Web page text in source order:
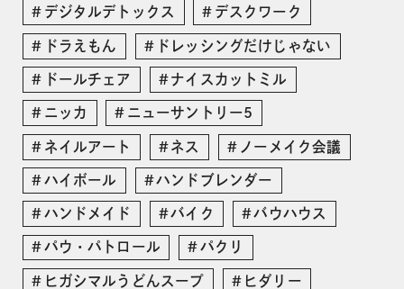
デジタルデトックス デスクワーク
ドラえもん ドレッシングだけじゃない
ドールチェア ナイスカットミル
ニッカ ニューサントリー5
ネイルアート ネス ノーメイク会議
ハイボール ハンドブレンダー
ハンドメイド バイク バウハウス
パウ・パトロール パクリ
ヒガシマルうどんスープ ヒダリー